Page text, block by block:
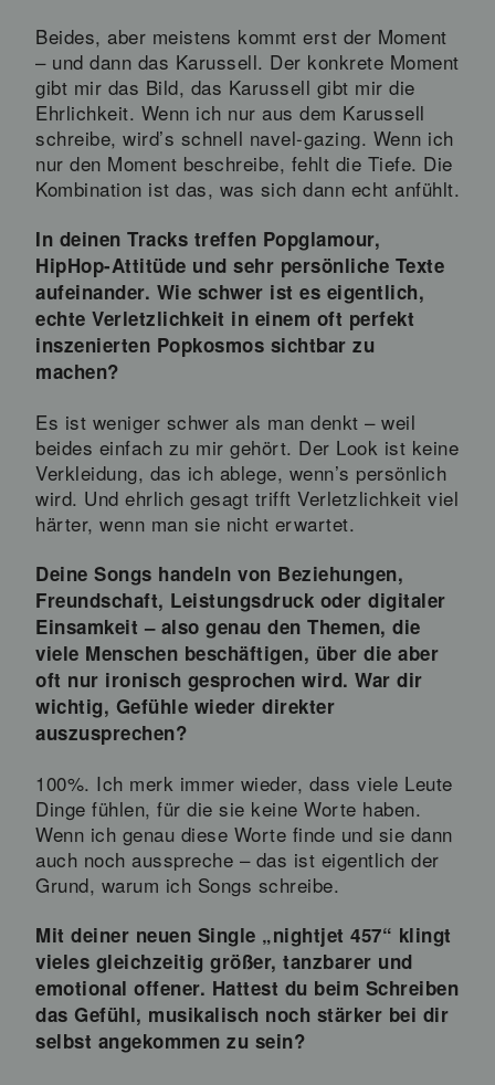
Beides, aber meistens kommt erst der Moment
– und dann das Karussell. Der konkrete Moment
gibt mir das Bild, das Karussell gibt mir die
Ehrlichkeit. Wenn ich nur aus dem Karussell
schreibe, wird’s schnell navel-gazing. Wenn ich
nur den Moment beschreibe, fehlt die Tiefe. Die
Kombination ist das, was sich dann echt anfühlt.
In deinen Tracks treffen Popglamour,
HipHop-Attitüde und sehr persönliche Texte
aufeinander. Wie schwer ist es eigentlich,
echte Verletzlichkeit in einem oft perfekt
inszenierten Popkosmos sichtbar zu
machen?
Es ist weniger schwer als man denkt – weil
beides einfach zu mir gehört. Der Look ist keine
Verkleidung, das ich ablege, wenn’s persönlich
wird. Und ehrlich gesagt trifft Verletzlichkeit viel
härter, wenn man sie nicht erwartet.
Deine Songs handeln von Beziehungen,
Freundschaft, Leistungsdruck oder digitaler
Einsamkeit – also genau den Themen, die
viele Menschen beschäftigen, über die aber
oft nur ironisch gesprochen wird. War dir
wichtig, Gefühle wieder direkter
auszusprechen?
100%. Ich merk immer wieder, dass viele Leute
Dinge fühlen, für die sie keine Worte haben.
Wenn ich genau diese Worte finde und sie dann
auch noch ausspreche – das ist eigentlich der
Grund, warum ich Songs schreibe.
Mit deiner neuen Single „nightjet 457“ klingt
vieles gleichzeitig größer, tanzbarer und
emotional offener. Hattest du beim Schreiben
das Gefühl, musikalisch noch stärker bei dir
selbst angekommen zu sein?